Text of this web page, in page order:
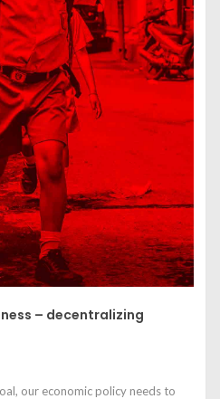
– decentralizing
our economic policy needs to